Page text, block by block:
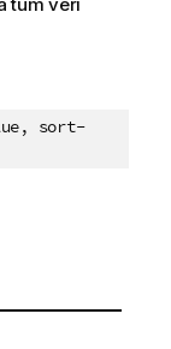
sort-